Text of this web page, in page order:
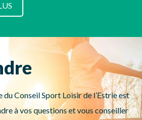
du Conseil Sport Loisir de l’Estrie est
à vos questions et vous conseiller